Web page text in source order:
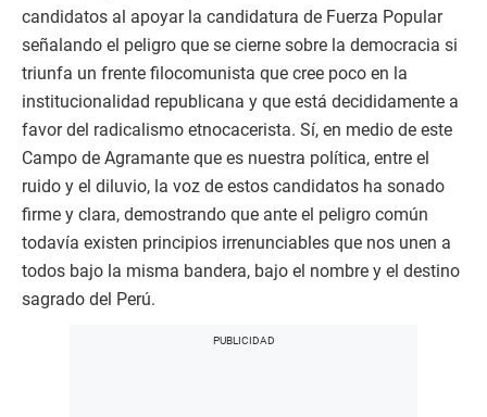
candidatos al apoyar la candidatura de Fuerza Popular
señalando el peligro que se cierne sobre la democracia si
triunfa un frente filocomunista que cree poco en la
institucionalidad republicana y que está decididamente a
favor del radicalismo etnocacerista. Sí, en medio de este
Campo de Agramante que es nuestra política, entre el
ruido y el diluvio, la voz de estos candidatos ha sonado
firme y clara, demostrando que ante el peligro común
todavía existen principios irrenunciables que nos unen a
todos bajo la misma bandera, bajo el nombre y el destino
sagrado del Perú.